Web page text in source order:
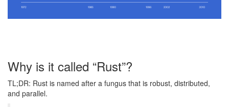
Why is it called “Rust”?
TL;DR: Rust is named after a fungus that is robust, distributed,
and parallel.